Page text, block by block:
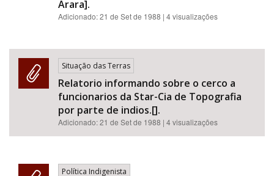
Arara].
Adicionado:21 de Set de 1988 | 4 visualizações
Situação das Terras
Relatorio informando sobre o cerco a
funcionarios da Star-Cia de Topografia
por parte de indios.[].
Adicionado:21 de Set de 1988 | 4 visualizações
Política Indigenista